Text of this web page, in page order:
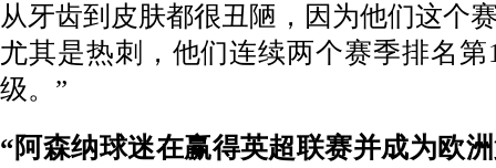
从牙齿到皮肤都很丑陋，因为他们这个
尤其是热刺，他们连续两个赛季排名
级。”
“阿森纳球迷在赢得英超联赛并成为欧